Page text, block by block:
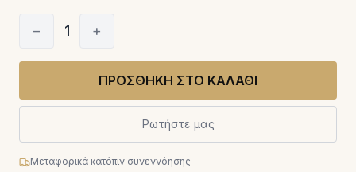
− 1 +
ΠΡΟΣΘΗΚΗ ΣΤΟ ΚΑΛΑΘΙ
Ρωτήστε μας
Μεταφορικά κατόπιν συνεννόησης